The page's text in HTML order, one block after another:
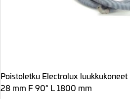
Poistoletku Electrolux
28 mm F 90° L 1800 mm